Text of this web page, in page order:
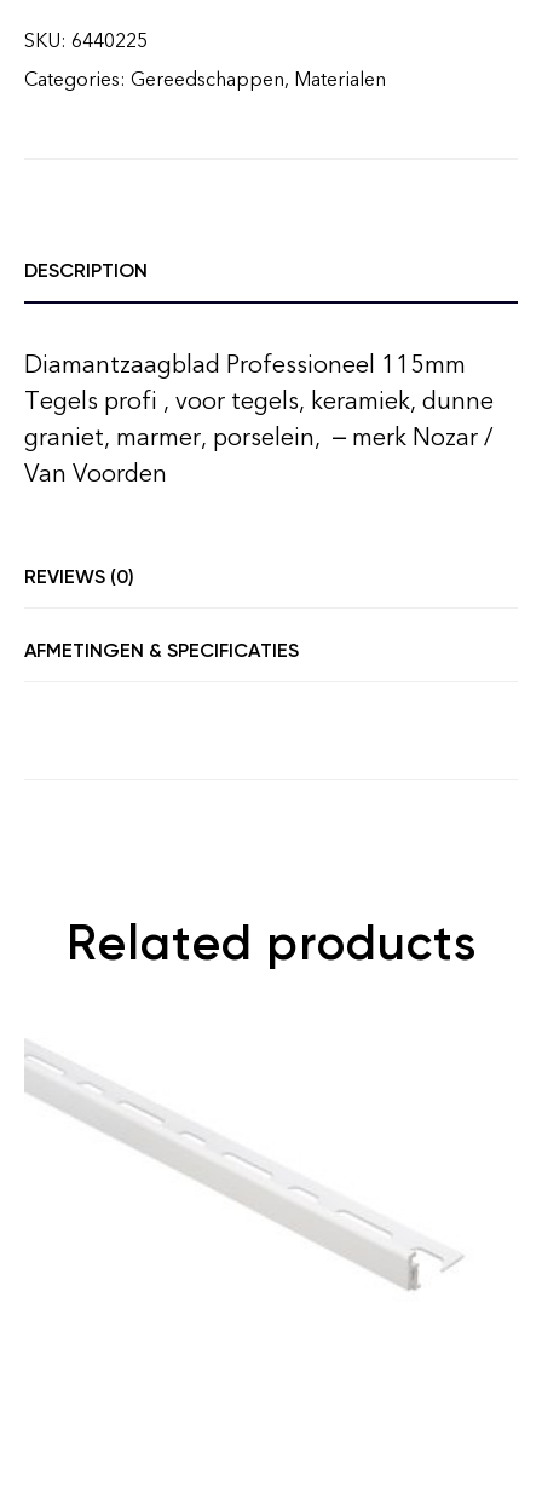
SKU: 6440225
Categories: Gereedschappen, Materialen
DESCRIPTION
Diamantzaagblad Professioneel 115mm
Tegels profi , voor tegels, keramiek, dunne
graniet, marmer, porselein, – merk Nozar /
Van Voorden
REVIEWS (0)
AFMETINGEN & SPECIFICATIES
Related products